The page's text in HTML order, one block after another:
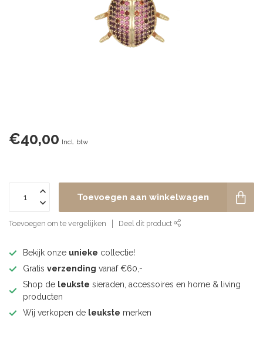
€40,00 Incl. btw
Toevoegen aan winkelwagen
Toevoegen om te vergelijken Deel dit product
Bekijk onze unieke collectie!
Gratis verzending vanaf €60,-
Shop de leukste sieraden, accessoires en home & living
producten
Wij verkopen de leukste merken